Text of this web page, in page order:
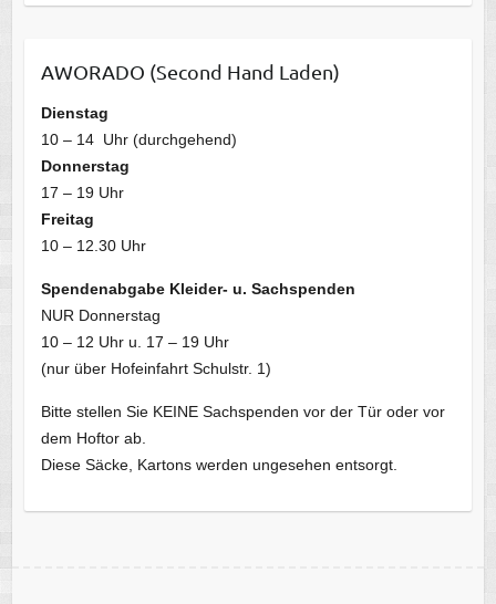
AWORADO (Second Hand Laden)
Dienstag
10 – 14 Uhr (durchgehend)
Donnerstag
17 – 19 Uhr
Freitag
10 – 12.30 Uhr
Spendenabgabe Kleider- u. Sachspenden
NUR Donnerstag
10 – 12 Uhr u. 17 – 19 Uhr
(nur über Hofeinfahrt Schulstr. 1)
Bitte stellen Sie KEINE Sachspenden vor der Tür oder vor
dem Hoftor ab.
Diese Säcke, Kartons werden ungesehen entsorgt.